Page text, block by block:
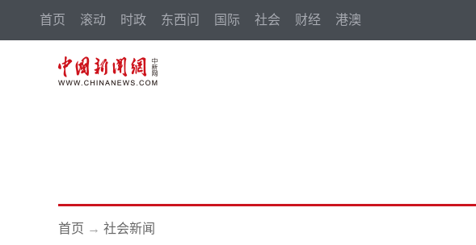
首页 滚动 时政 东西问 国际 社会 财经 港澳
首页 → 社会新闻